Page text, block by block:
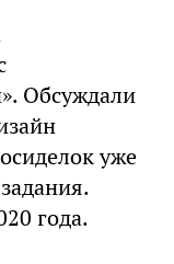
Обсуждали
уже
года.